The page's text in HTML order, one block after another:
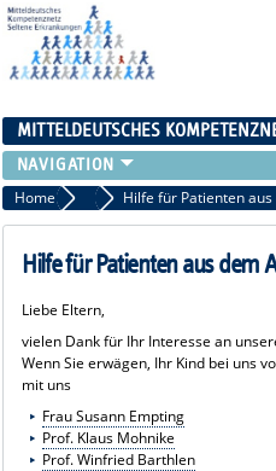
MITTELDEUTSCHES
ÜBERSICHT
A-ZENTRUM
FACHZENTREN
NETZWERKE
KONTAKT
AKTUELLES
Home Links Hilfe für Patienten
Hilfe für Patienten aus dem
Liebe Eltern,
vielen Dank für Ihr Interesse an
Wenn Sie erwägen, Ihr Kind bei uns
mit uns
Frau Susann Empting
Prof. Klaus Mohnike
Prof. Winfried Barthlen